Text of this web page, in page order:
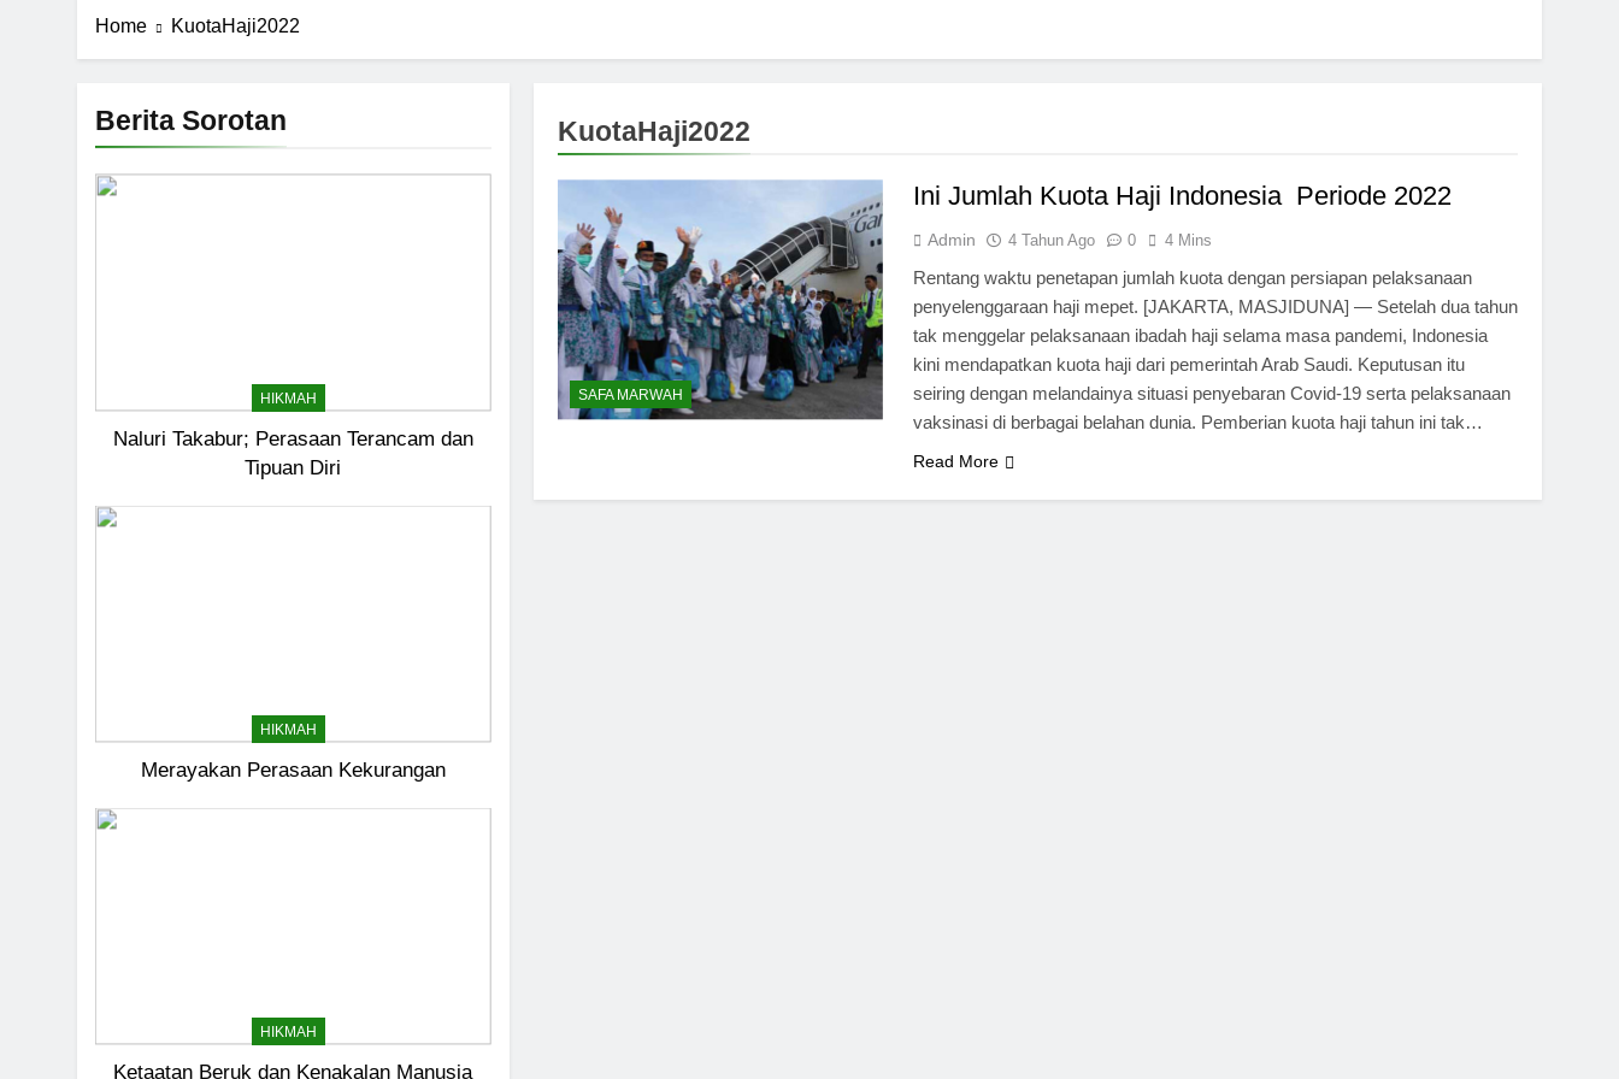
Home KuotaHaji2022
Berita Sorotan
HIKMAH
Naluri Takabur; Perasaan Terancam dan
Tipuan Diri
HIKMAH
Merayakan Perasaan Kekurangan
HIKMAH
Ketaatan Beruk dan Kenakalan Manusia
KuotaHaji2022
SAFA MARWAH
Ini Jumlah Kuota Haji Indonesia Periode 2022
Admin 4 Tahun Ago 0 4 Mins
Rentang waktu penetapan jumlah kuota dengan persiapan pelaksanaan
penyelenggaraan haji mepet. [JAKARTA, MASJIDUNA] — Setelah dua tahun
tak menggelar pelaksanaan ibadah haji selama masa pandemi, Indonesia
kini mendapatkan kuota haji dari pemerintah Arab Saudi. Keputusan itu
seiring dengan melandainya situasi penyebaran Covid-19 serta pelaksanaan
vaksinasi di berbagai belahan dunia. Pemberian kuota haji tahun ini tak…
Read More